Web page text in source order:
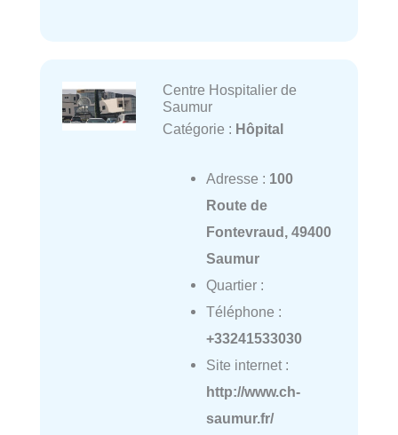
Centre Hospitalier de
Saumur
Catégorie : Hôpital
Adresse : 100
Route de
Fontevraud, 49400
Saumur
Quartier :
Téléphone :
+33241533030
Site internet :
http://www.ch-
saumur.fr/